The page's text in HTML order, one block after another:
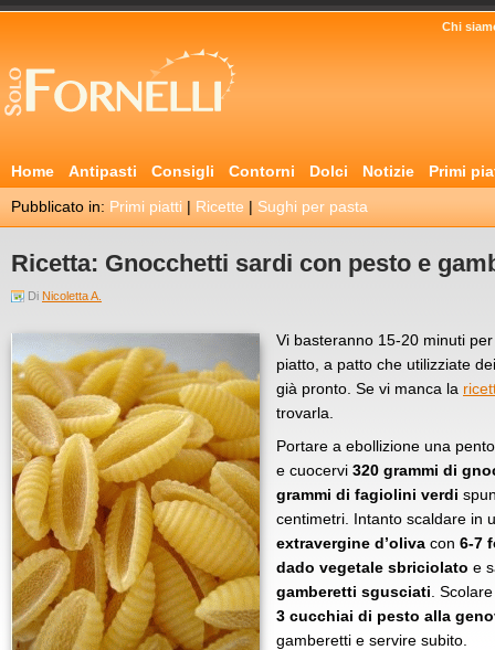
Chi
Home Antipasti Consigli Contorni Dolci Notizie
Primi
Pubblicato in: Primi piatti | Ricette | Sughi per pasta
Ricetta: Gnocchetti sardi con pesto e
Di Nicoletta A.
Vi basteranno 15-20 minuti
piatto, a patto che utilizziate
già pronto. Se vi manca la
trovarla.
Portare a ebollizione una
e cuocervi 320 grammi di
grammi di fagiolini verdi
centimetri. Intanto scaldare in
extravergine d’oliva con 6-7
dado vegetale sbriciolato e
gamberetti sgusciati .
3 cucchiai di pesto alla
gamberetti e servire subito.